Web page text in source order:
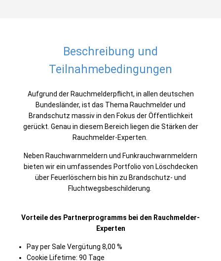
Beschreibung und
Teilnahmebedingungen
Aufgrund der Rauchmelderpflicht, in allen deutschen
Bundesländer, ist das Thema Rauchmelder und
Brandschutz massiv in den Fokus der Öffentlichkeit
gerückt. Genau in diesem Bereich liegen die Stärken der
Rauchmelder-Experten.
Neben Rauchwarnmeldern und Funkrauchwarnmeldern
bieten wir ein umfassendes Portfolio von Löschdecken
über Feuerlöschern bis hin zu Brandschutz- und
Fluchtwegsbeschilderung.
Vorteile des Partnerprogramms bei den Rauchmelder-
Experten
Pay per Sale Vergütung 8,00 %
Cookie Lifetime: 90 Tage